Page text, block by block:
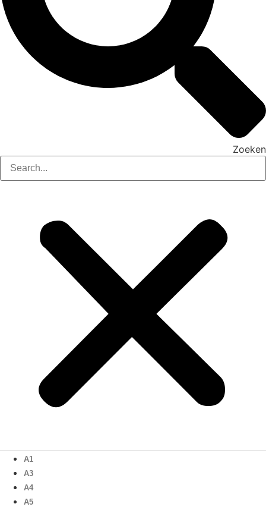
Zoeken
A1
A3
A4
A5